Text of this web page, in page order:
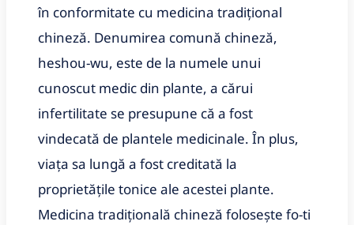
în conformitate cu medicina tradițional
chineză. Denumirea comună chineză,
heshou-wu, este de la numele unui
cunoscut medic din plante, a cărui
infertilitate se presupune că a fost
vindecată de plantele medicinale. În plus,
viața sa lungă a fost creditată la
proprietățile tonice ale acestei plante.
Medicina tradițională chineză folosește fo-ti